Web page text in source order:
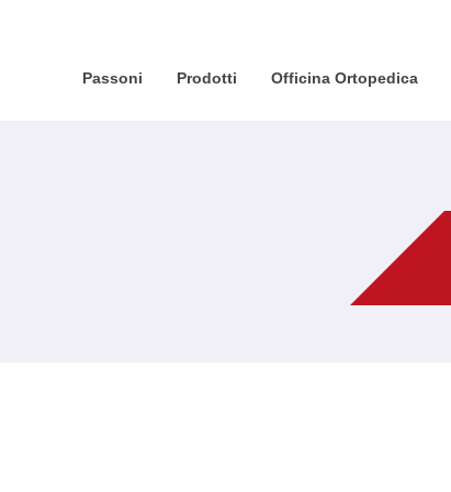
Passoni Prodotti Officina Ortopedica